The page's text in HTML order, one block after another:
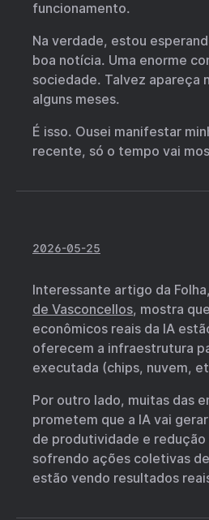
funcionamento.
Na verdade, estou
boa notícia. Uma enorme
sociedade. Talvez apareça
alguns meses.
É isso. Ousei manifestar
recente, só o tempo vai
2026-05-25
Interessante artigo da Folha,
de Vasconcellos, mostra
econômicos reais da IA
oferecem a infraestrutura
executada (chips, nuvem,
Por outro lado, muitas das
prometem que a IA vai
de produtividade e
sofrendo ações coletivas
estão vendo resultados